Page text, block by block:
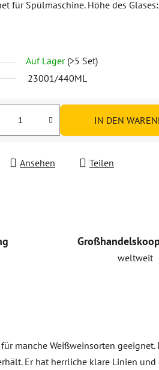
für Spülmaschine. Höhe des
Auf Lager (>5 Set)
23001/440ML
IN DEN
Ansehen Teilen
weltweit
manche Weißweinsorten geeignet.
Er hat herrliche klare Linien